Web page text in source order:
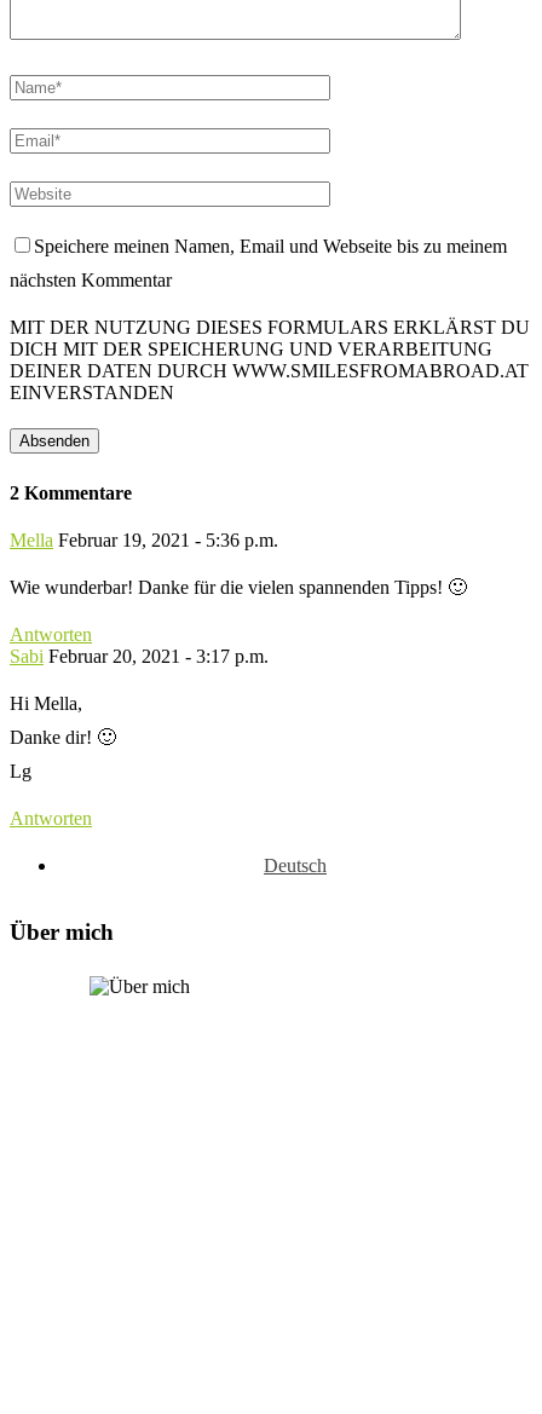
Speichere meinen Namen, Email und Webseite bis zu meinem
nächsten Kommentar
MIT DER NUTZUNG DIESES FORMULARS ERKLÄRST DU
DICH MIT DER SPEICHERUNG UND VERARBEITUNG
DEINER DATEN DURCH WWW.SMILESFROMABROAD.AT
EINVERSTANDEN
2 Kommentare
Mella Februar 19, 2021 - 5:36 p.m.
Wie wunderbar! Danke für die vielen spannenden Tipps! 🙂
Antworten
Sabi Februar 20, 2021 - 3:17 p.m.
Hi Mella,
Danke dir! 🙂
Lg
Antworten
Deutsch
Über mich